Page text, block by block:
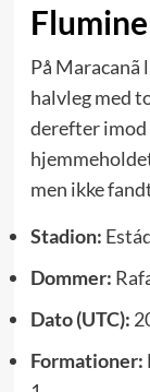
På Maracanã
halvleg med
derefter imod
men ikke
Stadion:
Dommer:
Dato (UTC):
Formationer: